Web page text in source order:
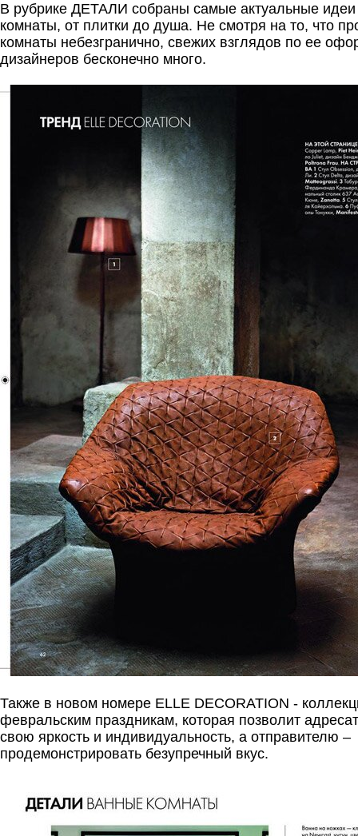
В рубрике ДЕТАЛИ собраны самые актуальные
комнаты, от плитки до душа. Не смотря на то, что
комнаты небезгранично, свежих взглядов по ее
дизайнеров бесконечно много.
Также в новом номере ELLE DECORATION -
февральским праздникам, которая позволит
свою яркость и индивидуальность, а отправителю –
продемонстрировать безупречный вкус.